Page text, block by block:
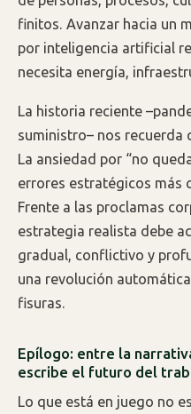
finitos. Avanzar hacia un
por inteligencia artificial
necesita energía,
La historia reciente
suministro– nos recuerda
La ansiedad por “no
errores estratégicos más
Frente a las proclamas
estrategia realista debe
gradual, conflictivo y
una revolución
fisuras.
Epílogo: entre la
escribe el futuro del
Lo que está en juego no